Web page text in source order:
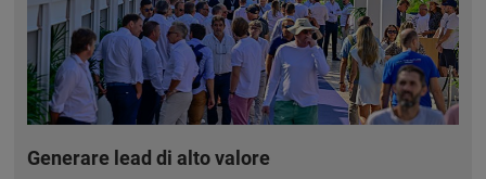
Generare lead di alto valore